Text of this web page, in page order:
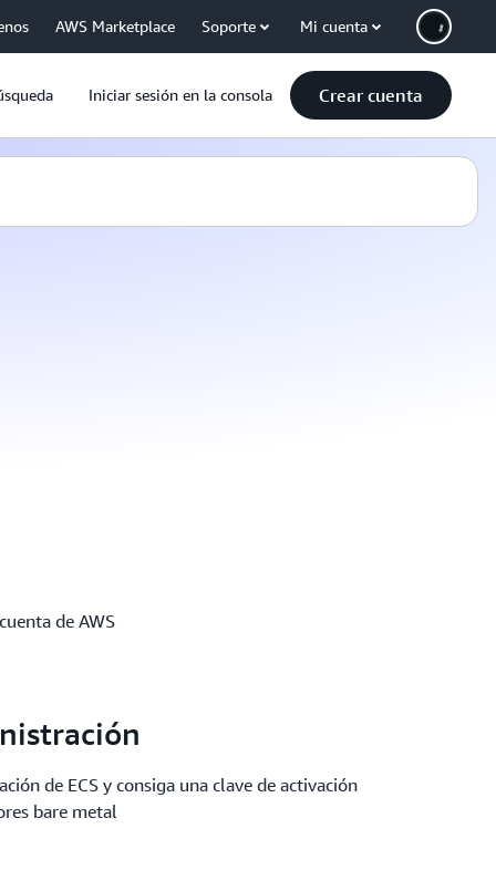
AWS Marketplace Soporte Mi cuenta
Iniciar sesión en la consola Crear cuenta
de AWS
de ECS y consiga una clave de activación
bare metal